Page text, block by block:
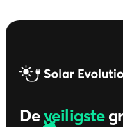
Deveiligste